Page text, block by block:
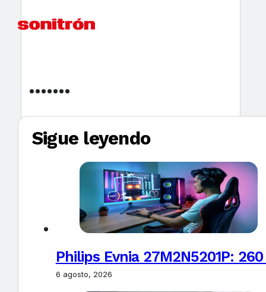
Sigue leyendo
Philips Evnia 27M2N5201P:
6 agosto, 2026